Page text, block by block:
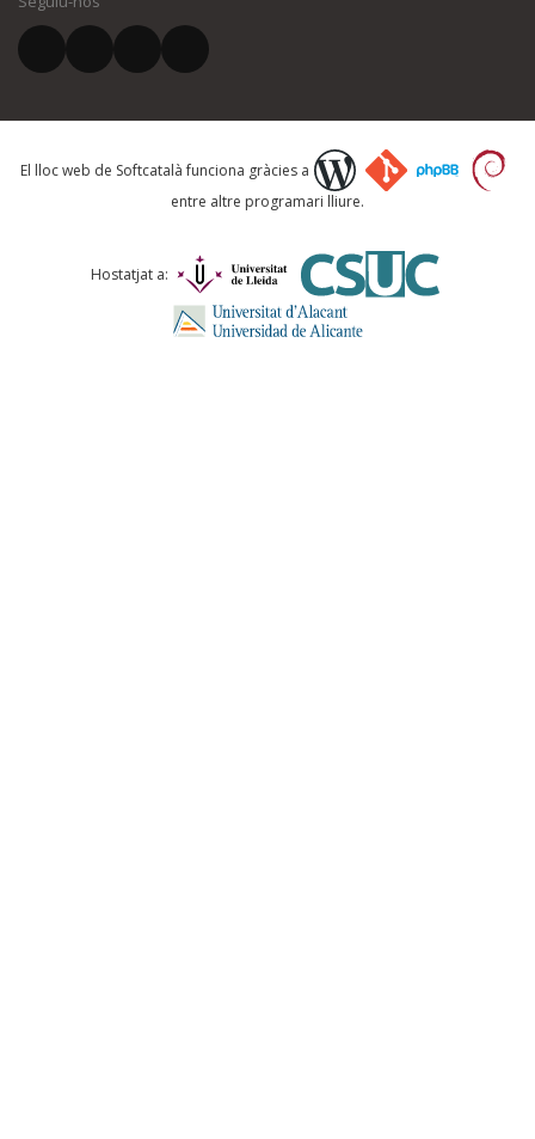
El vostre correu electrònic *
Què proposeu?
Comentari *
El lloc web de Softcatalà funciona gràcies a
entre altre programari lliure.
Hostatjat a: